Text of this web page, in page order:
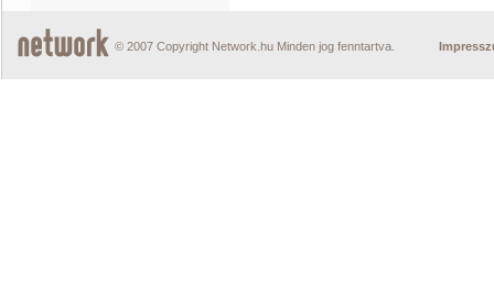
© 2007 Copyright Network.hu Minden jog fenntartva.